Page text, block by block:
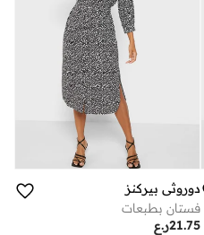
دوروثي بيركنز
فستان بطبعات
ر.ع21.75